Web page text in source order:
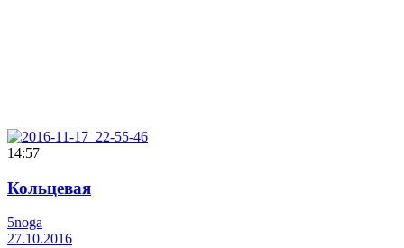
14:57
Кольцевая
5noga
27.10.2016